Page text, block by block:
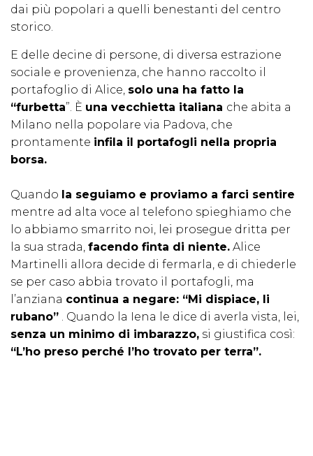
dai più popolari a quelli benestanti del centro
storico.
E delle decine di persone, di diversa estrazione
sociale e provenienza, che hanno raccolto il
portafoglio di Alice, solo una ha fatto la
“furbetta”. È una vecchietta italiana che abita a
Milano nella popolare via Padova, che
prontamente infila il portafogli nella propria
borsa.
Quando la seguiamo e proviamo a farci sentire
mentre ad alta voce al telefono spieghiamo che
lo abbiamo smarrito noi, lei prosegue dritta per
la sua strada, facendo finta di niente. Alice
Martinelli allora decide di fermarla, e di chiederle
se per caso abbia trovato il portafogli, ma
l’anziana continua a negare: “Mi dispiace, li
rubano” . Quando la Iena le dice di averla vista, lei,
senza un minimo di imbarazzo, si giustifica così:
“L’ho preso perché l’ho trovato per terra”.